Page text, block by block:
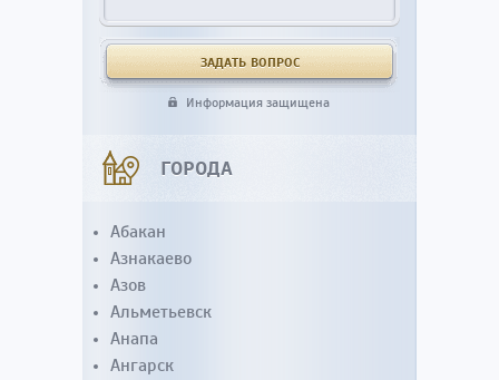
Информация защищена
ГОРОДА
Абакан
Азнакаево
Азов
Альметьевск
Анапа
Ангарск